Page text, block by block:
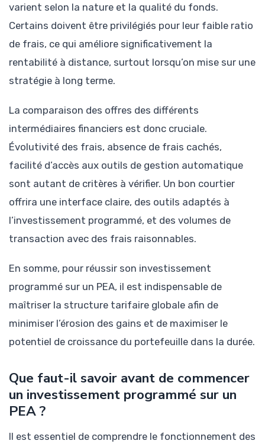
varient selon la nature et la qualité du fonds.
Certains doivent être privilégiés pour leur faible ratio
de frais, ce qui améliore significativement la
rentabilité à distance, surtout lorsqu’on mise sur une
stratégie à long terme.
La comparaison des offres des différents
intermédiaires financiers est donc cruciale.
Évolutivité des frais, absence de frais cachés,
facilité d’accès aux outils de gestion automatique
sont autant de critères à vérifier. Un bon courtier
offrira une interface claire, des outils adaptés à
l’investissement programmé, et des volumes de
transaction avec des frais raisonnables.
En somme, pour réussir son investissement
programmé sur un PEA, il est indispensable de
maîtriser la structure tarifaire globale afin de
minimiser l’érosion des gains et de maximiser le
potentiel de croissance du portefeuille dans la durée.
Que faut-il savoir avant de commencer
un investissement programmé sur un
PEA ?
Il est essentiel de comprendre le fonctionnement des